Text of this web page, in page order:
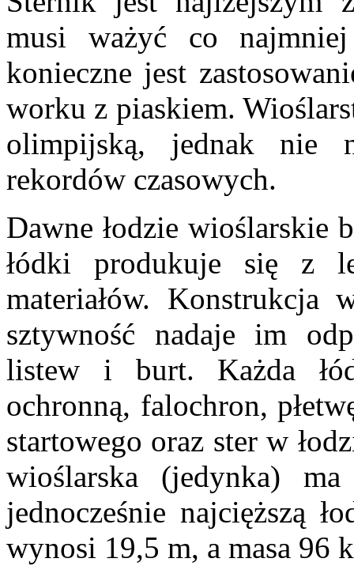
musi ważyć co
konieczne jest
worku z piaskiem.
olimpijską, jednak nie
rekordów czasowych.
Dawne łodzie wioślarskie
łódki produkuje się z
materiałów. Konstrukcja
sztywność nadaje im
listew i burt. Każda
ochronną, falochron,
startowego oraz ster w
wioślarska (jedynka)
jednocześnie najcięższą
wynosi 19,5 m, a masa 96